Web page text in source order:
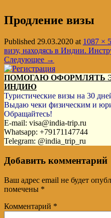
Продление визы
Published 29.03.2020 at 1087 ×
визу, находясь в Индии.
Следующее →
ПОМОГАЮ ОФОРМЛЯТЬ
ИНДИЮ
Туристические визы на 30
Выдаю чеки физическим и
Обращайтесь!
E-mail: visa@india-trip.ru
Whatsapp: +79171147744
Telegram: @india_trip_ru
Добавить комментарий
Ваш адрес email не будет
помечены *
Комментарий *